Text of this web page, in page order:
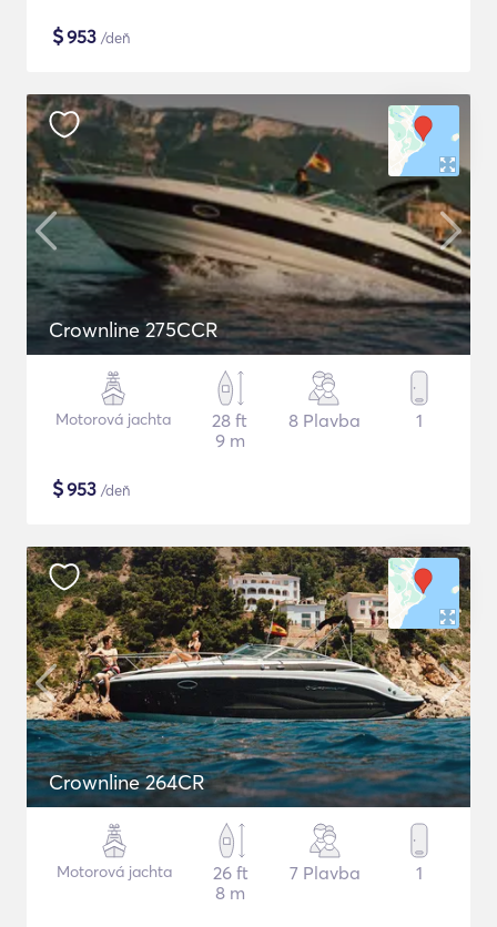
$953 /deň
Crownline 275CCR
Motorová jachta
28 ft
9 m
8 Plavba 1
$953 /deň
Crownline 264CR
Motorová jachta
26 ft
8 m
7 Plavba 1